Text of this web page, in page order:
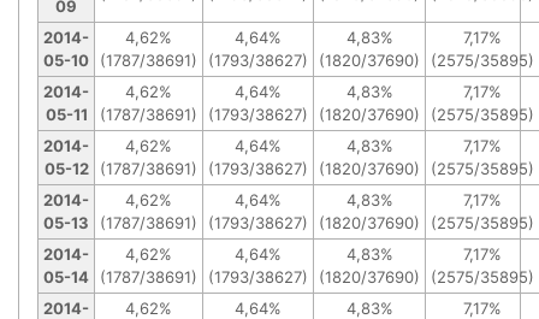
09
2014-
05-10
4,62%
(1787/38691)
4,64%
(1793/38627)
4,83%
(1820/37690)
7,17%
(2575/35895)
2014-
05-11
4,62%
(1787/38691)
4,64%
(1793/38627)
4,83%
(1820/37690)
7,17%
(2575/35895)
2014-
05-12
4,62%
(1787/38691)
4,64%
(1793/38627)
4,83%
(1820/37690)
7,17%
(2575/35895)
2014-
05-13
4,62%
(1787/38691)
4,64%
(1793/38627)
4,83%
(1820/37690)
7,17%
(2575/35895)
2014-
05-14
4,62%
(1787/38691)
4,64%
(1793/38627)
4,83%
(1820/37690)
7,17%
(2575/35895)
2014-
4,62%
4,64%
4,83%
7,17%